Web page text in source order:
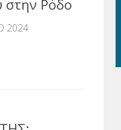
στην Ρόδο
2024